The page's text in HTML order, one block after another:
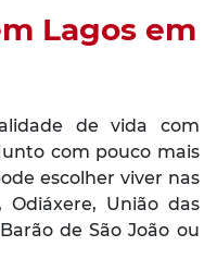
Lagos em
de vida com
com pouco mais
escolher viver nas
Odiáxere, União das
de São João ou